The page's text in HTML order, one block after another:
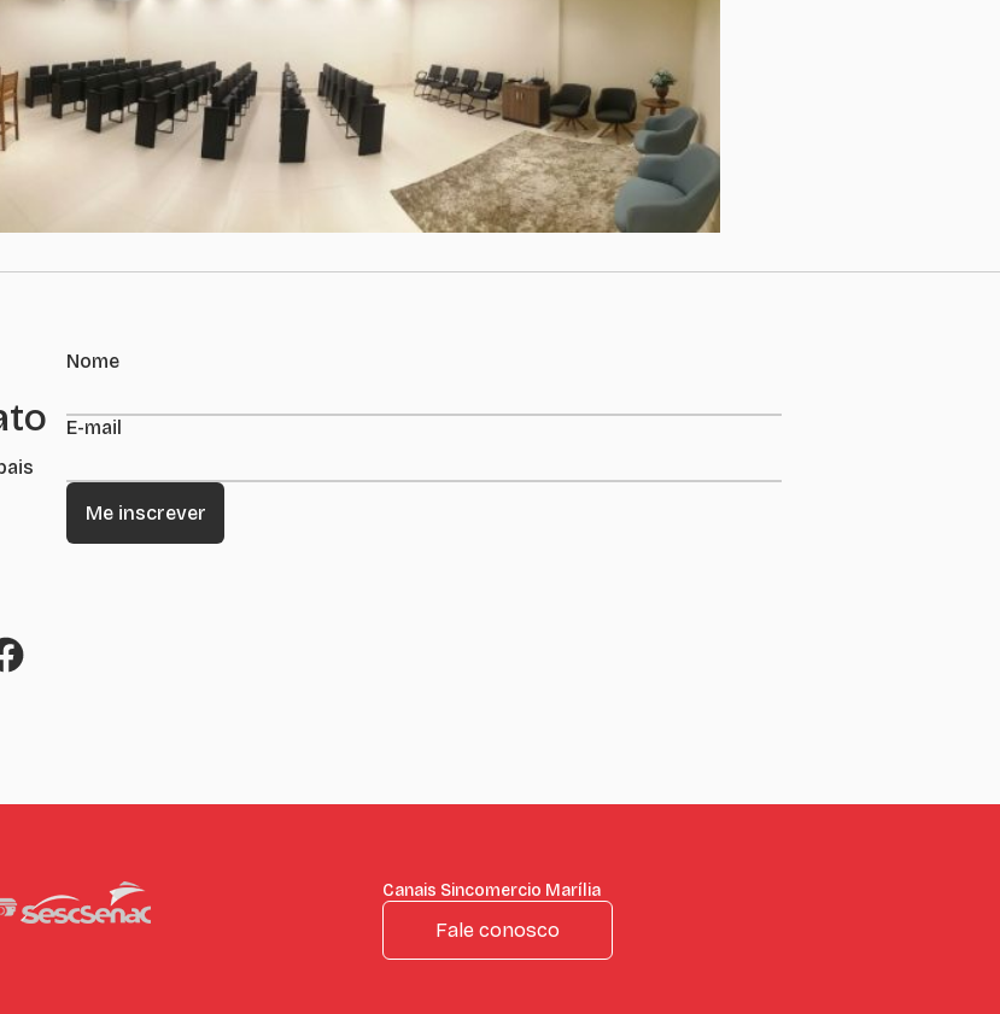
Nome
E-mail
Canais Sincomercio Marília
Fale conosco